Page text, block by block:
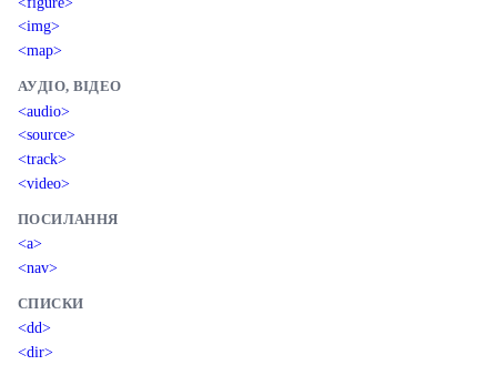
<img>
<map>
АУДІО, ВІДЕО
<audio>
<source>
<track>
<video>
ПОСИЛАННЯ
<a>
<nav>
СПИСКИ
<dd>
<dir>